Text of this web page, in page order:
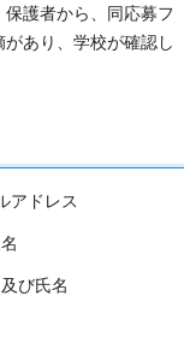
護者から、同応募フ
あり、学校が確認し
アドレス
び氏名